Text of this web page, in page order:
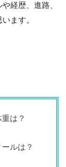
経歴、進路、
ます。
は？
ルは？